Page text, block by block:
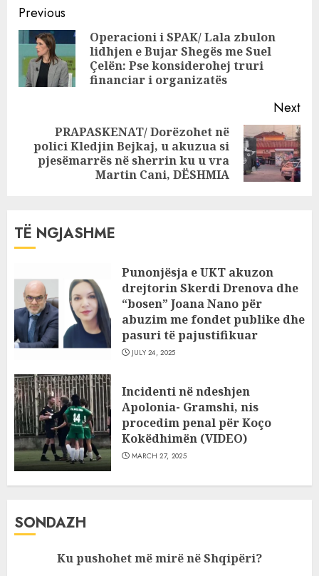
flet babai i Mario
Perlleshit dhe
akuzon mediat:
Pse s’kam
komunikuar me
Continue
Reading
Previous
Operacioni i SPAK/ Lala zbulon
lidhjen e Bujar Shegës me Suel
Çelën: Pse konsiderohej truri
financiar i organizatës
Next
Next
post:
PRAPASKENAT/ Dorëzohet në
polici Kledjin Bejkaj, u akuzua si
pjesëmarrës në sherrin ku u vra
Martin Cani, DËSHMIA
TË NGJASHME
Punonjësja e UKT akuzon
drejtorin Skerdi Drenova dhe
“bosen” Joana Nano për
abuzim me fondet publike dhe
pasuri të pajustifikuar
JULY 24, 2025
Incidenti në ndeshjen
Apolonia- Gramshi, nis
procedim penal për Koço
Kokëdhimën (VIDEO)
MARCH 27, 2025
SONDAZH
Ku pushohet më mirë në Shqipëri?